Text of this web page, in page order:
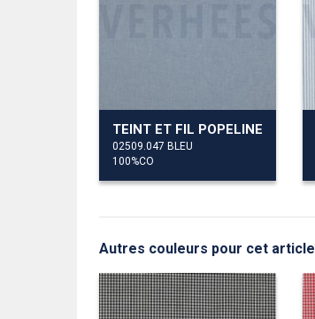
TEINT ET FIL POPELINE
02509.047 BLEU
100%CO
Autres couleurs pour cet article